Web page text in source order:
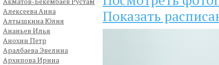
Алексеева Анна
Алтышкина Юлия
Ананьев Илья
Анохин Петр
Аралбаева Эвелина
Архипова Ирина
Показать